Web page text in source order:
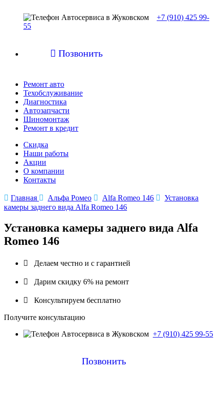
+7 (910) 425 99-
55
 Позвонить
Ремонт авто
Техобслуживание
Диагностика
Автозапчасти
Шиномонтаж
Ремонт в кредит
Скидка
Наши работы
Акции
О компании
Контакты
 Главная  Альфа Ромео  Alfa Romeo 146  Установка
камеры заднего вида Alfa Romeo 146
Установка камеры заднего вида Alfa
Romeo 146
 Делаем честно и с гарантией
 Дарим скидку 6% на ремонт
 Консультируем бесплатно
Получите консультацию
+7 (910) 425 99-55
Позвонить